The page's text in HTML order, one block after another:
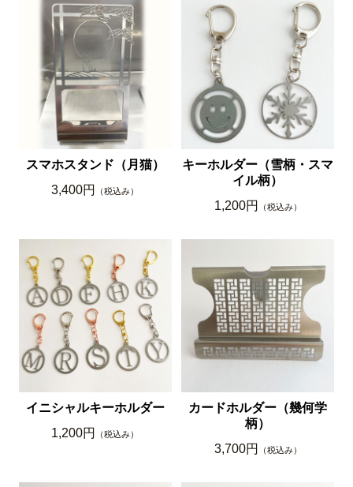
スマホスタンド（月猫）
3,400円
（税込み）
キーホルダー（雪柄・スマ
イル柄）
1,200円
（税込み）
イニシャルキーホルダー
1,200円
（税込み）
カードホルダー（幾何学
柄）
3,700円
（税込み）